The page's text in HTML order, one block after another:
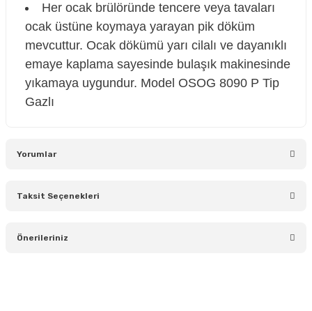
Her ocak brülöründe tencere veya tavaları
ocak üstüne koymaya yarayan pik döküm
mevcuttur. Ocak dökümü yarı cilalı ve dayanıklı
emaye kaplama sayesinde bulaşık makinesinde
yıkamaya uygundur. Model OSOG 8090 P Tip
Gazlı
Yorumlar
Taksit Seçenekleri
Önerileriniz